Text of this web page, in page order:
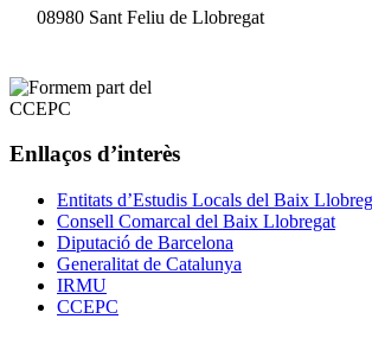
08980 Sant Feliu de Llobregat
Enllaços d’interès
Entitats d’Estudis Locals del Baix
Consell Comarcal del Baix Llobregat
Diputació de Barcelona
Generalitat de Catalunya
IRMU
CCEPC